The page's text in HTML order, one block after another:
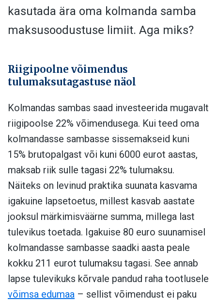
kasutada ära oma kolmanda samba
maksusoodustuse limiit. Aga miks?
Riigipoolne võimendus
tulumaksutagastuse näol
Kolmandas sambas saad investeerida mugavalt
riigipoolse 22% võimendusega. Kui teed oma
kolmandasse sambasse sissemakseid kuni
15% brutopalgast või kuni 6000 eurot aastas,
maksab riik sulle tagasi 22% tulumaksu.
Näiteks on levinud praktika suunata kasvama
igakuine lapsetoetus, millest kasvab aastate
jooksul märkimisväärne summa, millega last
tulevikus toetada. Igakuise 80 euro suunamisel
kolmandasse sambasse saadki aasta peale
kokku 211 eurot tulumaksu tagasi. See annab
lapse tulevikuks kõrvale pandud raha tootlusele
võimsa edumaa – sellist võimendust ei paku